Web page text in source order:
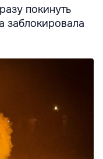
покинуть
заблокировала